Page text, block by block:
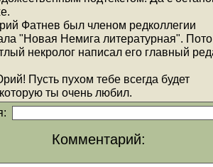
Фатнев был членом редколлегии
"Новая Немига литературная".
некролог написал его главный
Пусть пухом тебе всегда будет
ты очень любил.
Комментарий: